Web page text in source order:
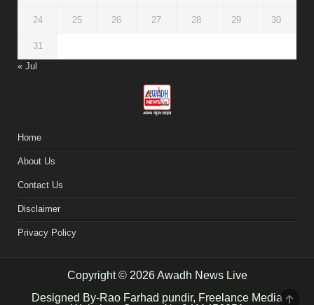
24 25 26 27 28 29 30
31
« Jul
Home
About Us
Contact Us
Disclaimer
Privacy Policy
Copyright © 2026 Awadh News Live
Designed By-Rao Farhad pundir, Freelance Media